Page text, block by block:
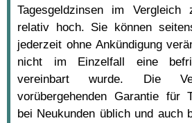
Tagesgeldzinsen im Vergleich
relativ hoch. Sie können
jederzeit ohne Ankündigung
nicht im Einzelfall eine
vereinbart wurde. Die
vorübergehenden Garantie für
bei Neukunden üblich und auch